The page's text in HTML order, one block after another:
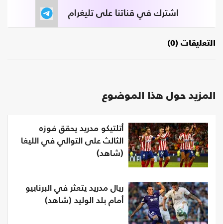
اشترك في قناتنا على تليغرام
التعليقات (0)
المزيد حول هذا الموضوع
أتلتيكو مدريد يحقق فوزه
الثالث على التوالي في الليغا
(شاهد)
ريال مدريد يتعثر في البرنابيو
أمام بلد الوليد (شاهد)